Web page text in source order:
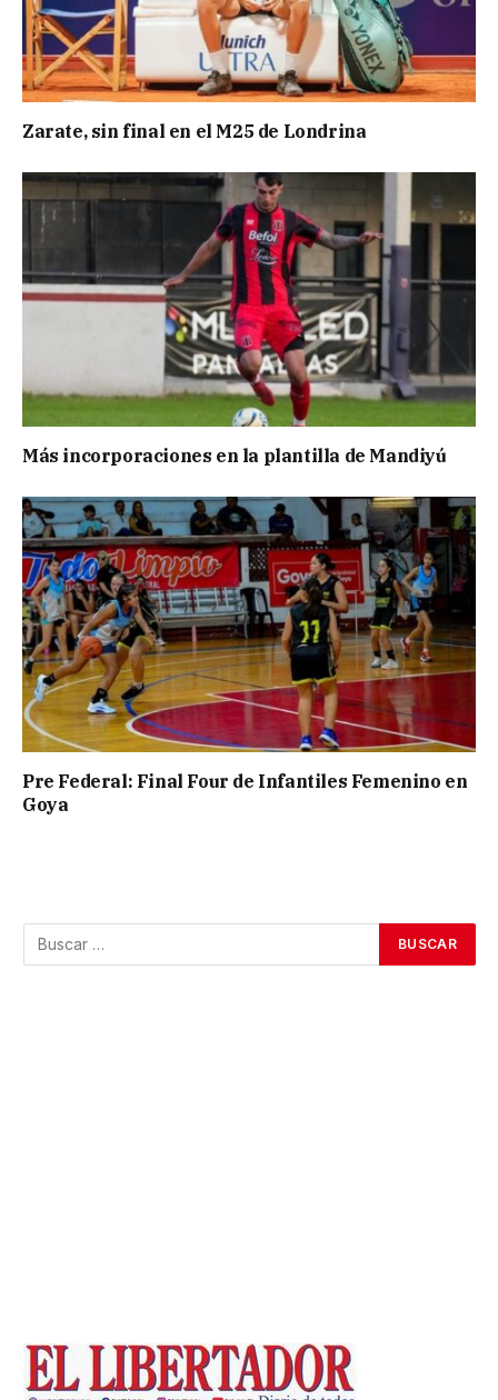
Zarate, sin final en el M25 de Londrina
Más incorporaciones en la plantilla de Mandiyú
Pre Federal: Final Four de Infantiles Femenino en
Goya